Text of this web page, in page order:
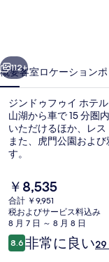
ホ
テ
ル
(東
莞
京
都
薈
酒
次へ
112+
概要客室ロケーション
ジンドゥフゥイ ホテ
山湖から車で 15 分圏
いただけるほか、レス
また、虎門公園およ
す。
現
在
の
料
金
は
￥8,535
合計 ￥9,951
税およびサービス料込み
8 月 7 日 ～ 8 月 8 日
口
コ
8.610段階中8.6
非常に良い29